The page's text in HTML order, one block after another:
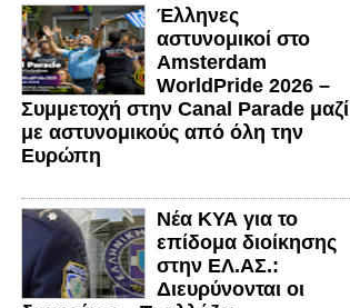
Έλληνες
αστυνομικοί στο
Amsterdam
WorldPride 2026 –
Συμμετοχή στην Canal Parade μαζί
με αστυνομικούς από όλη την
Ευρώπη
Νέα ΚΥΑ για το
επίδομα διοίκησης
στην ΕΛ.ΑΣ.:
Διευρύνονται οι